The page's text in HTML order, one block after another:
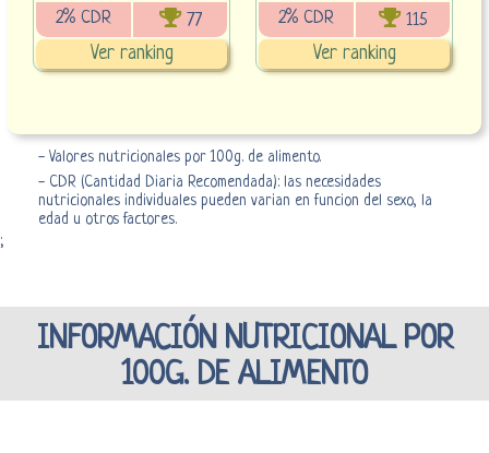
2% CDR 77
Ver ranking
2% CDR 115
Ver ranking
- Valores nutricionales por 100g. de alimento.
- CDR (Cantidad Diaria Recomendada): las necesidades
nutricionales individuales pueden varian en funcion del sexo, la
edad u otros factores.
;
INFORMACIÓN NUTRICIONAL POR
100G. DE ALIMENTO